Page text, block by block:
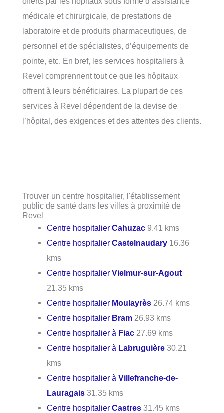
médicale et chirurgicale, de prestations de
laboratoire et de produits pharmaceutiques, de
personnel et de spécialistes, d’équipements de
pointe, etc. En bref, les services hospitaliers à
Revel comprennent tout ce que les hôpitaux
offrent à leurs bénéficiaires. La plupart de ces
services à Revel dépendent de la devise de
l’hôpital, des exigences et des attentes des clients.
Trouver un centre hospitalier, l'établissement
public de santé dans les villes à proximité de
Revel
Centre hospitalierCahuzac 9.41 kms
Centre hospitalierCastelnaudary 16.36
kms
Centre hospitalierVielmur-sur-Agout
21.35 kms
Centre hospitalier Moulayrès 26.74 kms
Centre hospitalier Bram 26.93 kms
Centre hospitalier à Fiac 27.69 kms
Centre hospitalier à Labruguière 30.21
kms
Centre hospitalier àVillefranche-de-
Lauragais 31.35 kms
Centre hospitalierCastres 31.45 kms